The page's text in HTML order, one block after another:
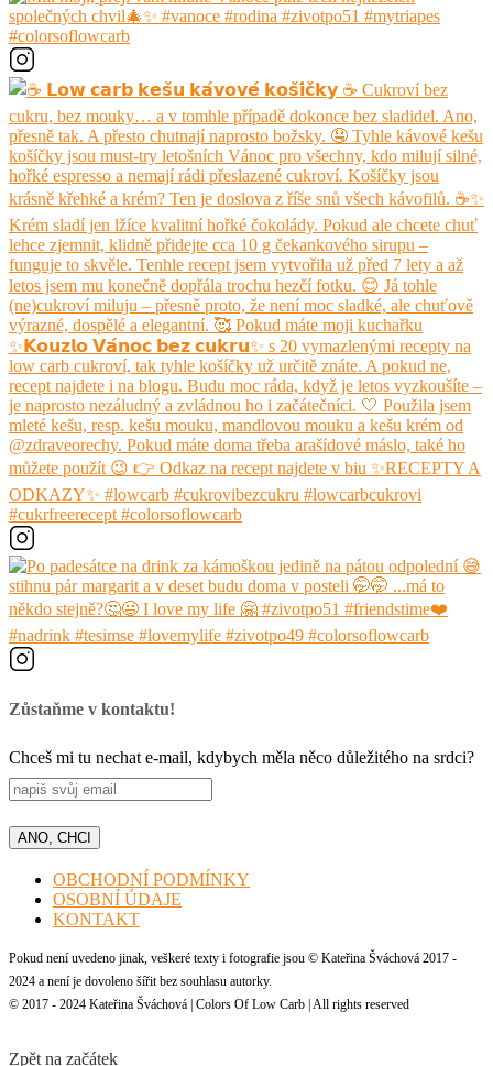
Zůstaňme v kontaktu!
Chceš mi tu nechat e-mail, kdybych měla něco důležitého na srdci?
OBCHODNÍ PODMÍNKY
OSOBNÍ ÚDAJE
KONTAKT
Pokud není uvedeno jinak, veškeré texty i fotografie jsou © Kateřina Šváchová 2017 -
2024 a není je dovoleno šířit bez souhlasu autorky.
© 2017 - 2024 Kateřina Šváchová | Colors Of Low Carb | All rights reserved
Zpět na začátek